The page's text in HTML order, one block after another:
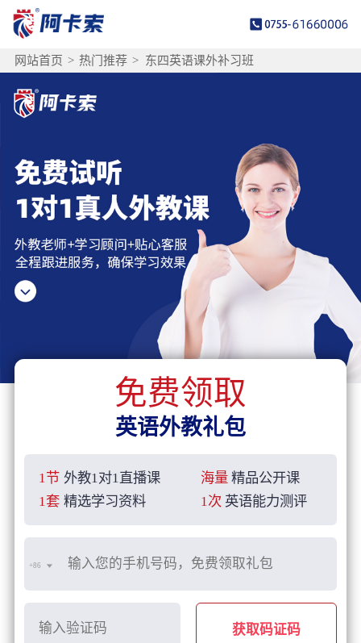
网站首页 > 热门推荐 > 东四英语课外补习班
免费领取
英语外教礼包
1节 外教1对1直播课 海量 精品公开课
1套 精选学习资料 1次 英语能力测评
+86
获取码证码